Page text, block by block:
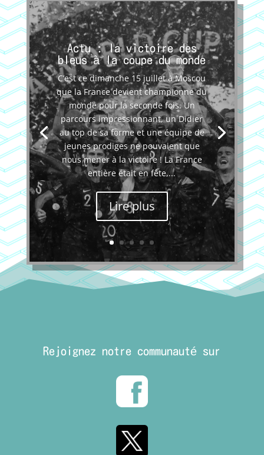
Actu : la victoire des
bleus à la coupe du monde
C’est ce dimanche 15 juillet à Moscou
que la France devient championne du
monde pour la seconde fois. Un
parcours impressionnant, un Didier
au top de sa forme et une équipe de
jeunes prodiges ne pouvaient que
nous mener à la victoire ! La France
entière était en fête,...
Lire plus
Rejoignez notre communauté sur